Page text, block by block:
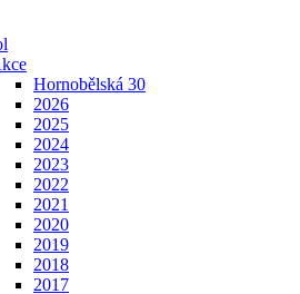
Hornobělská 30
2026
2025
2024
2023
2022
2021
2020
2019
2018
2017